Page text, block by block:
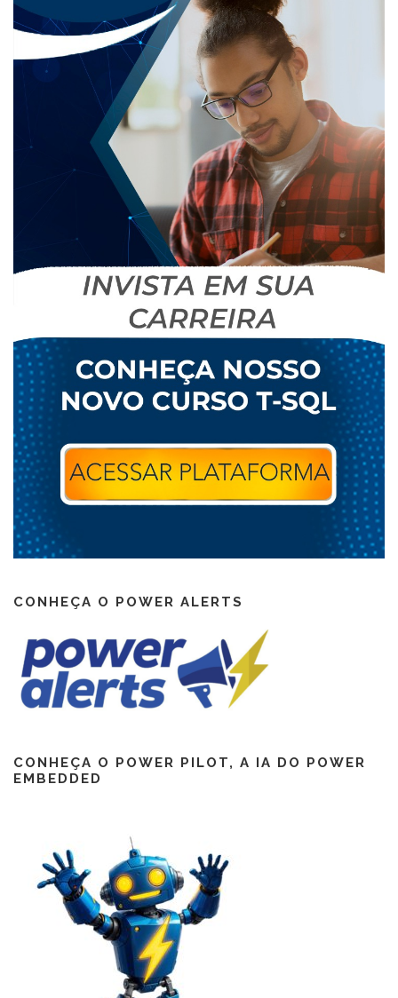
CONHEÇA O POWER ALERTS
CONHEÇA O POWER PILOT, A IA DO POWER
EMBEDDED